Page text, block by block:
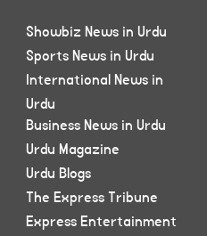
Showbiz News in Urdu
Sports News in Urdu
International News in
Urdu
Business News in Urdu
Urdu Magazine
Urdu Blogs
The Express Tribune
Express Entertainment